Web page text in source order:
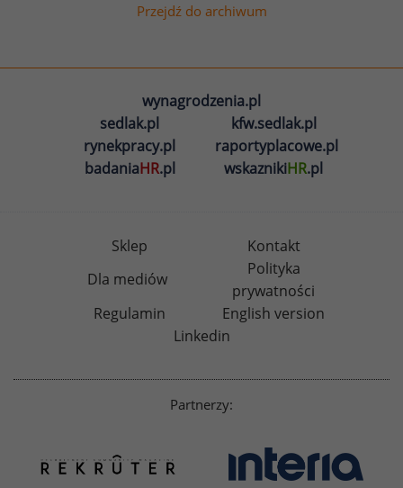
Przejdź do archiwum
wynagrodzenia.pl
sedlak.pl
kfw.sedlak.pl
rynekpracy.pl
raportyplacowe.pl
badaniaHR.pl wskaznikiHR.pl
Sklep
Kontakt
Dla mediów
Polityka
prywatności
Regulamin
English version
Linkedin
Partnerzy: